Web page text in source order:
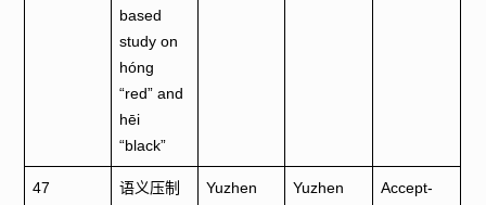
based
study on
hóng
“red” and
hēi
“black”
47
语义压制
Yuzhen
Yuzhen
Accept-